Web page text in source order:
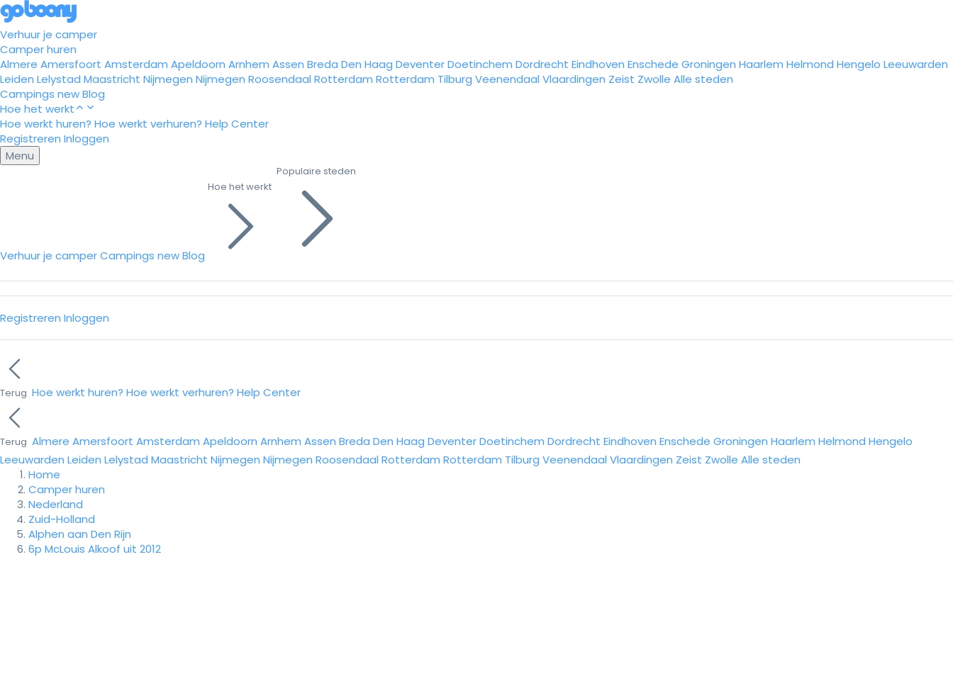
Verhuur je camper
Camper huren
Almere Amersfoort Amsterdam Apeldoorn Arnhem Assen Breda Den Haag DeventerDoetinchem Dordrecht Eindhoven Enschede Groningen Haarlem Helmond Hengelo Leeuwarden
Leiden Lelystad Maastricht Nijmegen Nijmegen Roosendaal Rotterdam Rotterdam Tilburg Veenendaal Vlaardingen Zeist Zwolle Alle steden
Campings newBlog
Hoe het werkt
Hoe werkt huren? Hoe werkt verhuren? Help Center
Registreren Inloggen
Menu
Verhuur je camperCampings newBlog
Hoe het werkt
Populaire steden
Registreren Inloggen
Terug Hoe werkt huren? Hoe werkt verhuren? Help Center
Terug Almere Amersfoort Amsterdam Apeldoorn Arnhem Assen Breda Den Haag DeventerDoetinchem Dordrecht Eindhoven Enschede Groningen Haarlem Helmond Hengelo
Leeuwarden Leiden Lelystad Maastricht Nijmegen Nijmegen Roosendaal Rotterdam Rotterdam Tilburg Veenendaal Vlaardingen Zeist Zwolle Alle steden
Home
Camper huren
Nederland
Zuid-Holland
Alphen aan Den Rijn
6p McLouis Alkoof uit 2012